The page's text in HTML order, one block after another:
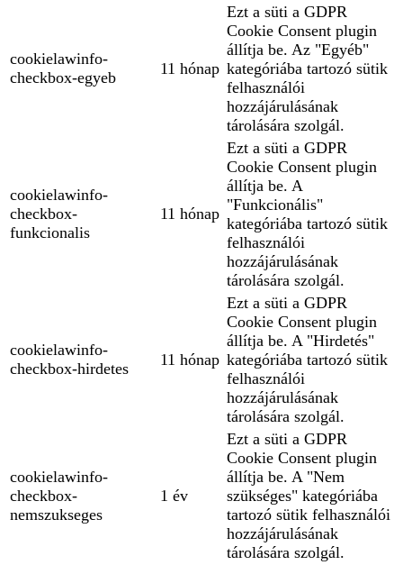
cookielawinfo-
checkbox-egyeb
11 hónap
Ezt a süti a GDPR
Cookie Consent plugin
állítja be. Az "Egyéb"
kategóriába tartozó sütik
felhasználói
hozzájárulásának
tárolására szolgál.
cookielawinfo-
checkbox-
funkcionalis
11 hónap
Ezt a süti a GDPR
Cookie Consent plugin
állítja be. A
"Funkcionális"
kategóriába tartozó sütik
felhasználói
hozzájárulásának
tárolására szolgál.
cookielawinfo-
checkbox-hirdetes
11 hónap
Ezt a süti a GDPR
Cookie Consent plugin
állítja be. A "Hirdetés"
kategóriába tartozó sütik
felhasználói
hozzájárulásának
tárolására szolgál.
cookielawinfo-
checkbox-
nemszukseges
1 év
Ezt a süti a GDPR
Cookie Consent plugin
állítja be. A "Nem
szükséges" kategóriába
tartozó sütik felhasználói
hozzájárulásának
tárolására szolgál.